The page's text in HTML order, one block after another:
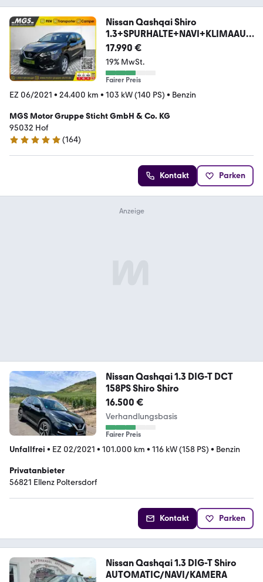
Nissan Qashqai Shiro
1.3+SPURHALTE+NAVI+KLIMAAUT
OMATIK
17.990 €
19% MwSt.
Fairer Preis
EZ 06/2021 • 24.400 km • 103 kW (140 PS) • Benzin
MGS Motor Gruppe Sticht GmbH & Co. KG
95032 Hof
4.8 Sterne
(164)
Kontakt Parken
Nissan Qashqai 1.3 DIG-T DCT
158PS Shiro Shiro
16.500 €
Verhandlungsbasis
Fairer Preis
Unfallfrei • EZ 02/2021 • 101.000 km • 116 kW (158 PS) • Benzin
Privatanbieter
56821 Ellenz Poltersdorf
Kontakt Parken
Nissan Qashqai 1.3 DIG-T Shiro
AUTOMATIC/NAVI/KAMERA